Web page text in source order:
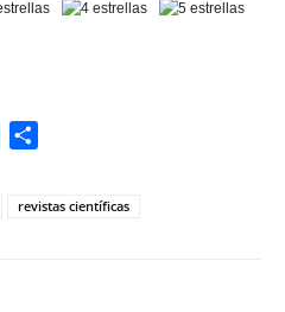
LinkedIn
revistas científicas